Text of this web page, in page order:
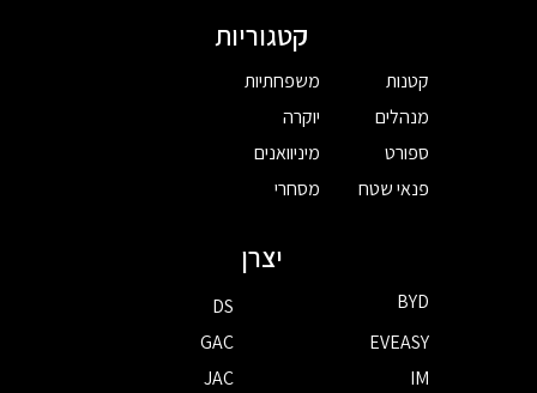
קטגוריות
קטנות
מנהלים
ספורט
פנאי שטח
משפחתיות
יוקרה
מיניוואנים
מסחרי
יצרן
BYD
DS
EVEASY
GAC
IM
JAC